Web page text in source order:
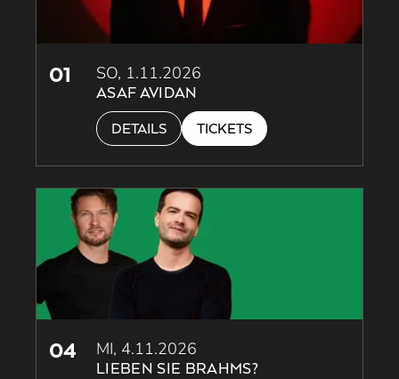
01 SO, 1.11.2026
ASAF AVIDAN
DETAILS TICKETS
04 MI, 4.11.2026
LIEBEN SIE BRAHMS?